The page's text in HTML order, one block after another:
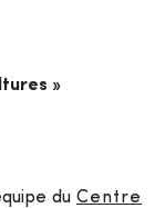
»
du Centre